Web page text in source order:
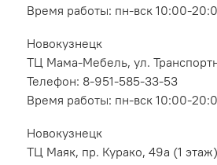
Время работы: пн-вск 10:00-
Новокузнецк
ТЦ Мама-Мебель, ул.
Телефон: 8-951-585-33-53
Время работы: пн-вск 10:00-
Новокузнецк
ТЦ Маяк, пр. Курако, 49а (1 этаж)